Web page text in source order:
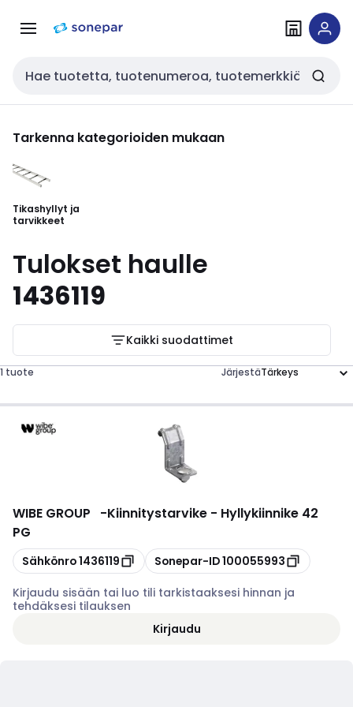
navigointiinsisältöön
Haku
Tarkenna kategorioiden mukaan
Tikashyllyt ja
tarvikkeet
Tulokset haulle
1436119
Kaikki suodattimet
1 tuote Järjestä
WIBE GROUP -Kiinnitystarvike - Hyllykiinnike 42
PG
Kopioi
Sähkönro1436119 Kopioi
Sonepar-ID100055993
Kirjaudu sisään tai luo tili tarkistaaksesi hinnan ja
tehdäksesi tilauksen
Kirjaudu